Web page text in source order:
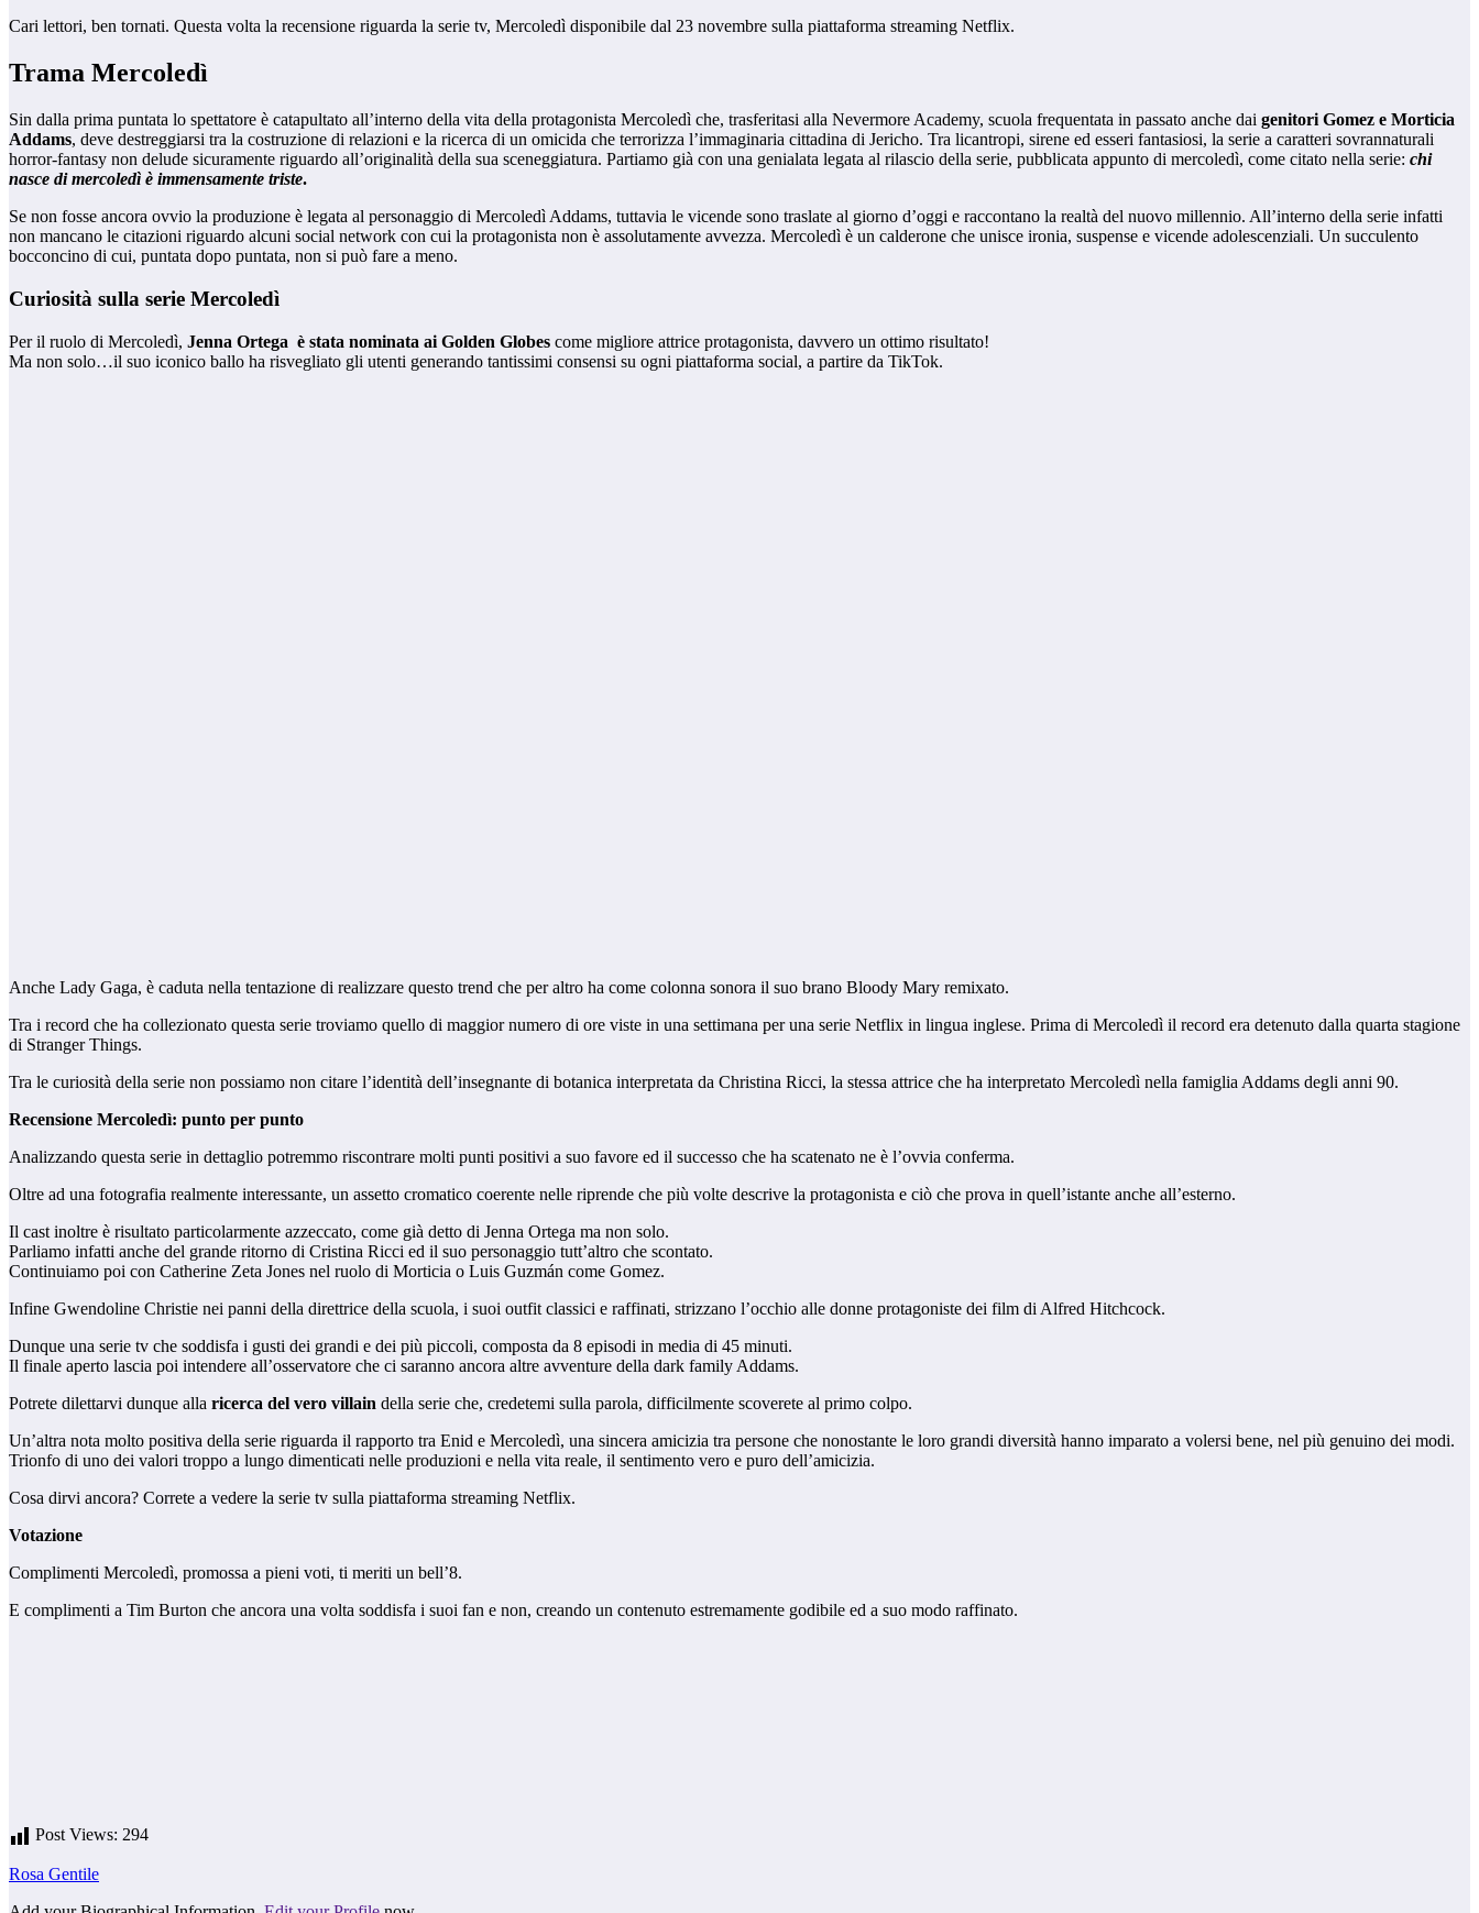
Cari lettori, ben tornati. Questa volta la recensione riguarda la serie tv, Mercoledì disponibile dal 23 novembre sulla piattaforma streaming Netflix.
Trama Mercoledì
Sin dalla prima puntata lo spettatore è catapultato all’interno della vita della protagonista Mercoledì che, trasferitasi alla Nevermore Academy, scuola frequentata in passato anche dai genitori Gomez e Morticia
Addams, deve destreggiarsi tra la costruzione di relazioni e la ricerca di un omicida che terrorizza l’immaginaria cittadina di Jericho. Tra licantropi, sirene ed esseri fantasiosi, la serie a caratteri sovrannaturali
horror-fantasy non delude sicuramente riguardo all’originalità della sua sceneggiatura. Partiamo già con una genialata legata al rilascio della serie, pubblicata appunto di mercoledì, come citato nella serie: chi
nasce di mercoledì è immensamente triste.
Se non fosse ancora ovvio la produzione è legata al personaggio di Mercoledì Addams, tuttavia le vicende sono traslate al giorno d’oggi e raccontano la realtà del nuovo millennio. All’interno della serie infatti
non mancano le citazioni riguardo alcuni social network con cui la protagonista non è assolutamente avvezza. Mercoledì è un calderone che unisce ironia, suspense e vicende adolescenziali. Un succulento
bocconcino di cui, puntata dopo puntata, non si può fare a meno.
Curiosità sulla serie Mercoledì
Per il ruolo di Mercoledì, Jenna Ortega è stata nominata ai Golden Globes come migliore attrice protagonista, davvero un ottimo risultato!
Ma non solo…il suo iconico ballo ha risvegliato gli utenti generando tantissimi consensi su ogni piattaforma social, a partire da TikTok.
Anche Lady Gaga, è caduta nella tentazione di realizzare questo trend che per altro ha come colonna sonora il suo brano Bloody Mary remixato.
Tra i record che ha collezionato questa serie troviamo quello di maggior numero di ore viste in una settimana per una serie Netflix in lingua inglese. Prima di Mercoledì il record era detenuto dalla quarta stagione
di Stranger Things.
Tra le curiosità della serie non possiamo non citare l’identità dell’insegnante di botanica interpretata da Christina Ricci, la stessa attrice che ha interpretato Mercoledì nella famiglia Addams degli anni 90.
Recensione Mercoledì: punto per punto
Analizzando questa serie in dettaglio potremmo riscontrare molti punti positivi a suo favore ed il successo che ha scatenato ne è l’ovvia conferma.
Oltre ad una fotografia realmente interessante, un assetto cromatico coerente nelle riprende che più volte descrive la protagonista e ciò che prova in quell’istante anche all’esterno.
Il cast inoltre è risultato particolarmente azzeccato, come già detto di Jenna Ortega ma non solo.
Parliamo infatti anche del grande ritorno di Cristina Ricci ed il suo personaggio tutt’altro che scontato.
Continuiamo poi con Catherine Zeta Jones nel ruolo di Morticia o Luis Guzmán come Gomez.
Infine Gwendoline Christie nei panni della direttrice della scuola, i suoi outfit classici e raffinati, strizzano l’occhio alle donne protagoniste dei film di Alfred Hitchcock.
Dunque una serie tv che soddisfa i gusti dei grandi e dei più piccoli, composta da 8 episodi in media di 45 minuti.
Il finale aperto lascia poi intendere all’osservatore che ci saranno ancora altre avventure della dark family Addams.
Potrete dilettarvi dunque alla ricerca del vero villain della serie che, credetemi sulla parola, difficilmente scoverete al primo colpo.
Un’altra nota molto positiva della serie riguarda il rapporto tra Enid e Mercoledì, una sincera amicizia tra persone che nonostante le loro grandi diversità hanno imparato a volersi bene, nel più genuino dei modi.
Trionfo di uno dei valori troppo a lungo dimenticati nelle produzioni e nella vita reale, il sentimento vero e puro dell’amicizia.
Cosa dirvi ancora? Correte a vedere la serie tv sulla piattaforma streaming Netflix.
Votazione
Complimenti Mercoledì, promossa a pieni voti, ti meriti un bell’8.
E complimenti a Tim Burton che ancora una volta soddisfa i suoi fan e non, creando un contenuto estremamente godibile ed a suo modo raffinato.
Post Views: 294
Rosa Gentile